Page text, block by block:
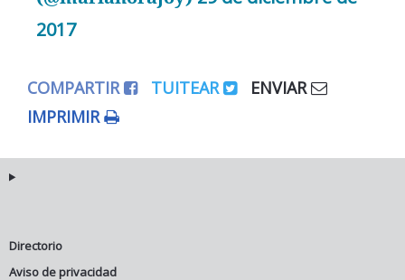
2017
COMPARTIR TUITEAR
ENVIAR
IMPRIMIR
Directorio
Aviso de privacidad